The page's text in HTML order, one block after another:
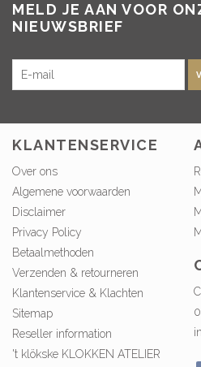
MELD JE AAN VOOR
NIEUWSBRIEF
KLANTENSERVICE
Over ons
Algemene voorwaarden
Disclaimer
Privacy Policy
Betaalmethoden
Verzenden & retourneren
Klantenservice & Klachten
Sitemap
Reseller information
't klökske KLOKKEN ATELIER